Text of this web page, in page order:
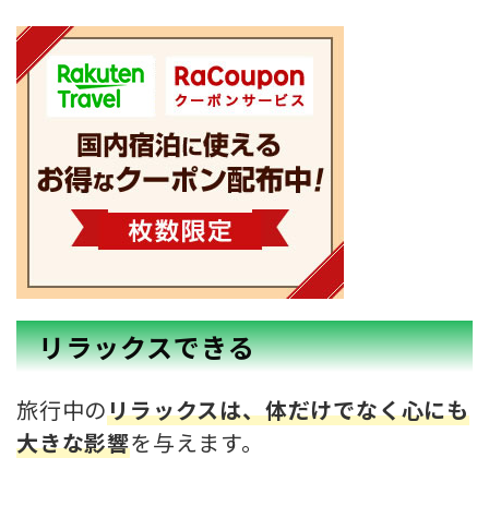
リラックスできる
旅行中のリラックスは、体だけでなく心にも
大きな影響を与えます。